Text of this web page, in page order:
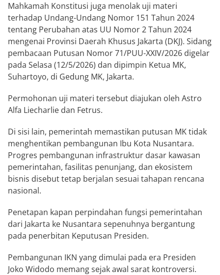
Mahkamah Konstitusi juga menolak uji materi
terhadap Undang-Undang Nomor 151 Tahun 2024
tentang Perubahan atas UU Nomor 2 Tahun 2024
mengenai Provinsi Daerah Khusus Jakarta (DKJ). Sidang
pembacaan Putusan Nomor 71/PUU-XXIV/2026 digelar
pada Selasa (12/5/2026) dan dipimpin Ketua MK,
Suhartoyo, di Gedung MK, Jakarta.
Permohonan uji materi tersebut diajukan oleh Astro
Alfa Liecharlie dan Fetrus.
Di sisi lain, pemerintah memastikan putusan MK tidak
menghentikan pembangunan Ibu Kota Nusantara.
Progres pembangunan infrastruktur dasar kawasan
pemerintahan, fasilitas penunjang, dan ekosistem
bisnis disebut tetap berjalan sesuai tahapan rencana
nasional.
Penetapan kapan perpindahan fungsi pemerintahan
dari Jakarta ke Nusantara sepenuhnya bergantung
pada penerbitan Keputusan Presiden.
Pembangunan IKN yang dimulai pada era Presiden
Joko Widodo memang sejak awal sarat kontroversi.